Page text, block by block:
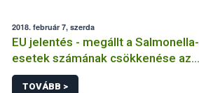
2018. február 7, szerda
EU jelentés - megállt a Salmonella-
esetek számának csökkenése az
Európai Unióban
TOVÁBB >